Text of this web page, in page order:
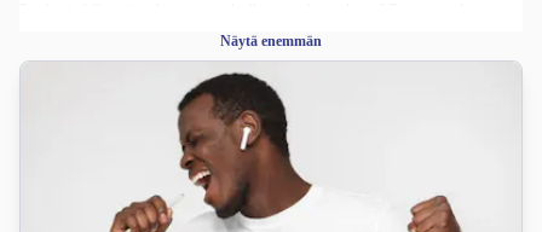
Olitpa äänikirjafani, musiikinystävä tai pelaaja – meiltä löydät sopivat kuulokkeet arkeen
Näytä enemmän